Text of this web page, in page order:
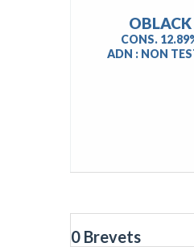
OBLACK
CONS.
ADN : NON
0 Brevets